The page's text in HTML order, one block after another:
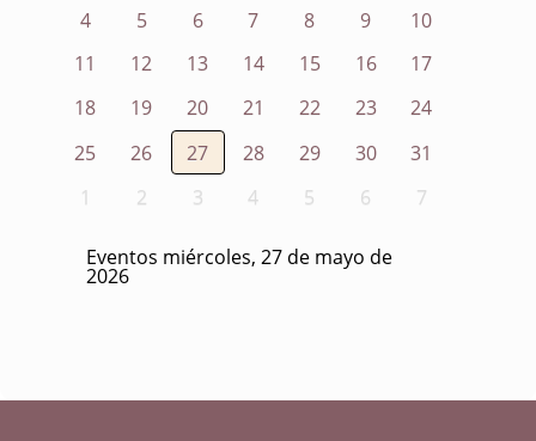
4
5 6 7 8 9
10
11
12 13 14 15 16
17
18
19 20 21 22 23
24
25
26 27 28 29 30
31
1
2 3 4 5 6 7
Eventos miércoles, 27 de mayo de
2026